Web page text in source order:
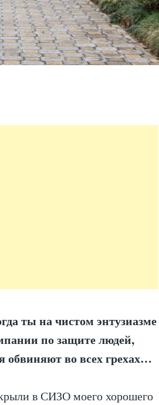
ты на чистом энтузиазме
по защите людей,
обвиняют во всех грехах…
в СИЗО моего хорошего